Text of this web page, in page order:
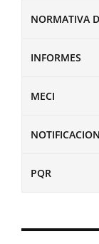
NORMATIVA
INFORMES
MECI
PQR